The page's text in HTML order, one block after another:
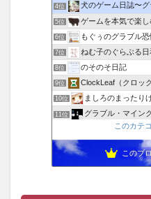
4位 犬のゲーム日誌〜グラ
5位 ゲームを本気で楽
6位 もぐぅのグラブル
7位 ねむ子のぐらぶる日
8位 のそのそ日記
9位 ClockLeaf（クロッ
10位 ましろのまったり
11位 グラブル・マインク
修羅鳩だより
13位 半ちゃーはん特盛
NO "G" NO LIFE!
このカテ
このブ